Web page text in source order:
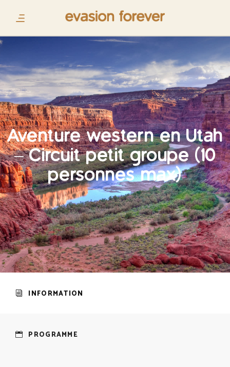
Aventure western en Utah
– Circuit petit groupe (10
personnes max)
INFORMATION
PROGRAMME